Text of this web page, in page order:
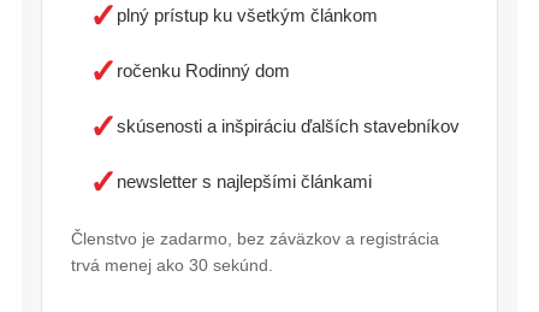
✓ plný prístup ku všetkým článkom
✓ ročenku Rodinný dom
✓skúsenosti a inšpiráciu ďalších stavebníkov
✓ newsletter s najlepšími článkami
Členstvo je zadarmo, bez záväzkov a registrácia
trvá menej ako 30 sekúnd.